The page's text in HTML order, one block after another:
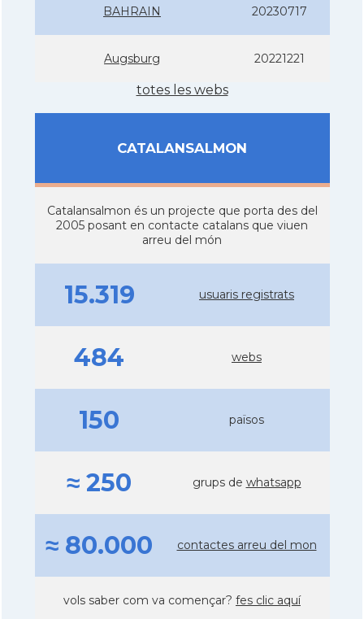
BAHRAIN 20230717
Augsburg 20221221
totes les webs
CATALANSALMON
Catalansalmon és un projecte que porta des del
2005 posant en contacte catalans que viuen
arreu del món
15.319 usuaris registrats
484 webs
150 països
≈ 250 grups de whatsapp
≈ 80.000 contactes arreu del mon
vols saber com va començar? fes clic aquí